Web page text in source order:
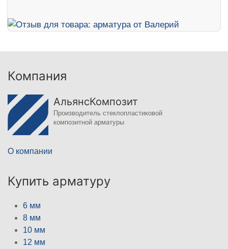
Компания
АльянсКомпозит
Производитель стеклопластиковой
композитной арматуры
О компании
Купить арматуру
6 мм
8 мм
10 мм
12 мм